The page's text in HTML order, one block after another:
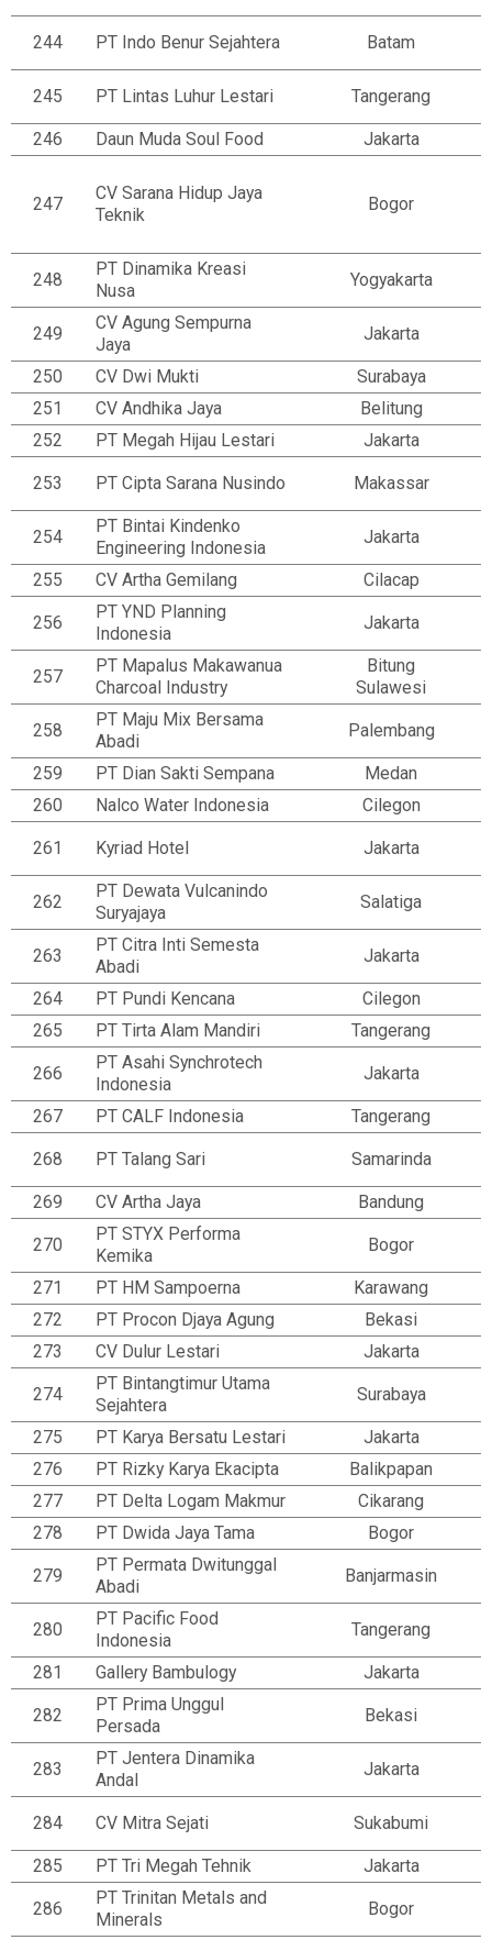
244 PT Indo Benur Sejahtera Batam
245 PT Lintas Luhur Lestari Tangerang
246 Daun Muda Soul Food Jakarta
247
CV Sarana Hidup Jaya
Teknik
Bogor
248
PT Dinamika Kreasi
Nusa
Yogyakarta
249
CV Agung Sempurna
Jaya
Jakarta
250 CV Dwi Mukti
Surabaya
251
CV Andhika Jaya
Belitung
252
PT Megah Hijau Lestari Jakarta
253 PT Cipta Sarana Nusindo Makassar
254
PT Bintai Kindenko
Engineering Indonesia
Jakarta
255 CV Artha Gemilang Cilacap
256
PT YND Planning
Indonesia
Jakarta
257
PT Mapalus Makawanua
Charcoal Industry
Bitung
Sulawesi
258
PT Maju Mix Bersama
Abadi
Palembang
259 PT Dian Sakti Sempana
Medan
260
Nalco Water Indonesia Cilegon
261 Kyriad Hotel Jakarta
262
PT Dewata Vulcanindo
Suryajaya
Salatiga
263
PT Citra Inti Semesta
Abadi
Jakarta
264 PT Pundi Kencana
Cilegon
265
PT Tirta Alam Mandiri Tangerang
266
PT Asahi Synchrotech
Indonesia
Jakarta
267 PT CALF Indonesia Tangerang
268 PT Talang Sari Samarinda
269 CV Artha Jaya Bandung
270
PT STYX Performa
Kemika
Bogor
271 PT HM Sampoerna
Karawang
272
PT Procon Djaya Agung
Bekasi
273
CV Dulur Lestari Jakarta
274
PT Bintangtimur Utama
Sejahtera
Surabaya
275 PT Karya Bersatu Lestari
Jakarta
276
PT Rizky Karya Ekacipta
Balikpapan
277
PT Delta Logam Makmur
Cikarang
278
PT Dwida Jaya Tama Bogor
279
PT Permata Dwitunggal
Abadi
Banjarmasin
280
PT Pacific Food
Indonesia
Tangerang
281 Gallery Bambulogy Jakarta
282
PT Prima Unggul
Persada
Bekasi
283
PT Jentera Dinamika
Andal
Jakarta
284 CV Mitra Sejati Sukabumi
285 PT Tri Megah Tehnik Jakarta
286
PT Trinitan Metals and
Minerals
Bogor